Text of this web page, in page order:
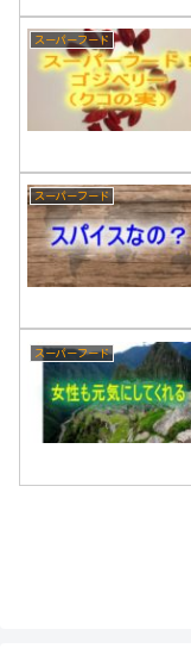
スーパーフード
スーパーフード
スーパーフード